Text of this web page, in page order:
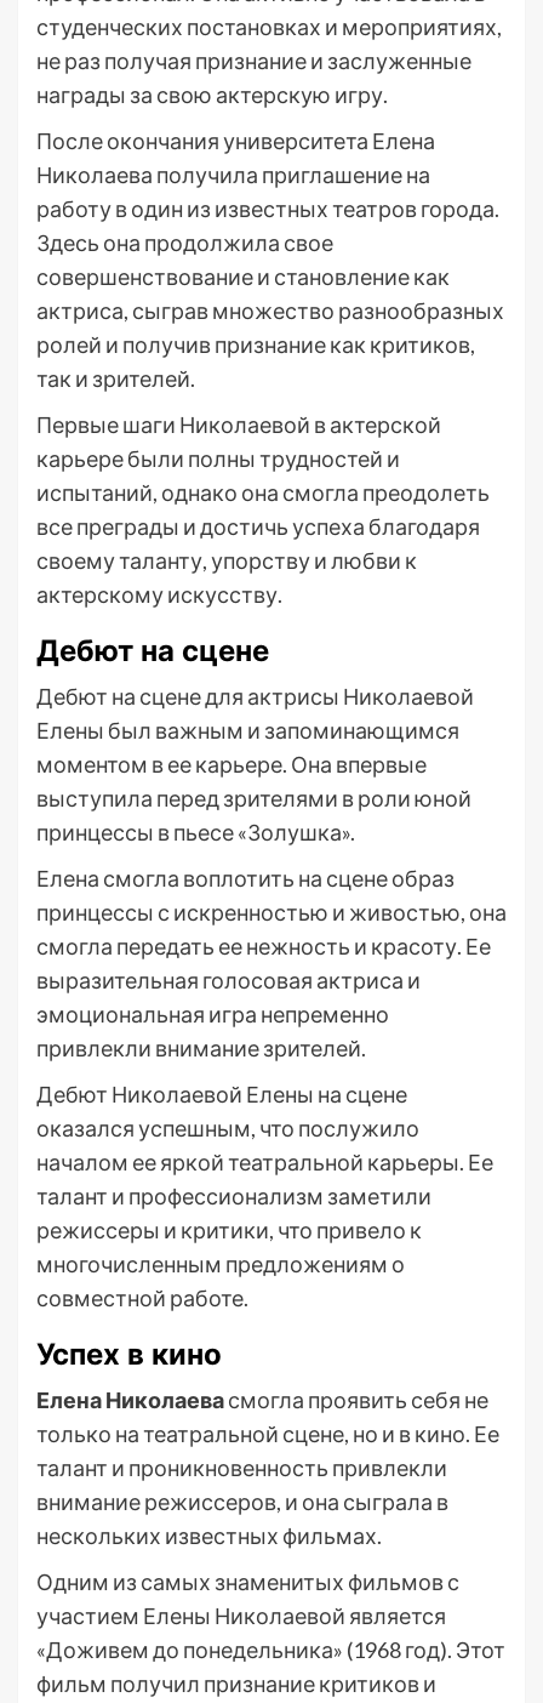
студенческих постановках и мероприятиях,
не раз получая признание и заслуженные
награды за свою актерскую игру.
После окончания университета Елена
Николаева получила приглашение на
работу в один из известных театров города.
Здесь она продолжила свое
совершенствование и становление как
актриса, сыграв множество разнообразных
ролей и получив признание как критиков,
так и зрителей.
Первые шаги Николаевой в актерской
карьере были полны трудностей и
испытаний, однако она смогла преодолеть
все преграды и достичь успеха благодаря
своему таланту, упорству и любви к
актерскому искусству.
Дебют на сцене
Дебют на сцене для актрисы Николаевой
Елены был важным и запоминающимся
моментом в ее карьере. Она впервые
выступила перед зрителями в роли юной
принцессы в пьесе «Золушка».
Елена смогла воплотить на сцене образ
принцессы с искренностью и живостью, она
смогла передать ее нежность и красоту. Ее
выразительная голосовая актриса и
эмоциональная игра непременно
привлекли внимание зрителей.
Дебют Николаевой Елены на сцене
оказался успешным, что послужило
началом ее яркой театральной карьеры. Ее
талант и профессионализм заметили
режиссеры и критики, что привело к
многочисленным предложениям о
совместной работе.
Успех в кино
Елена Николаевасмогла проявить себя не
только на театральной сцене, но и в кино. Ее
талант и проникновенность привлекли
внимание режиссеров, и она сыграла в
нескольких известных фильмах.
Одним из самых знаменитых фильмов с
участием Елены Николаевой является
«Доживем до понедельника» (1968 год). Этот
фильм получил признание критиков и